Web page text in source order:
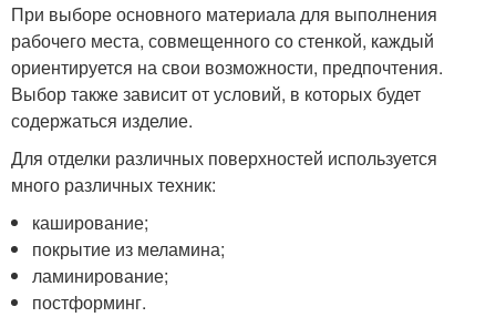
При выборе основного материала для выполнения
рабочего места, совмещенного со стенкой, каждый
ориентируется на свои возможности, предпочтения.
Выбор также зависит от условий, в которых будет
содержаться изделие.
Для отделки различных поверхностей используется
много различных техник:
каширование;
покрытие из меламина;
ламинирование;
постформинг.